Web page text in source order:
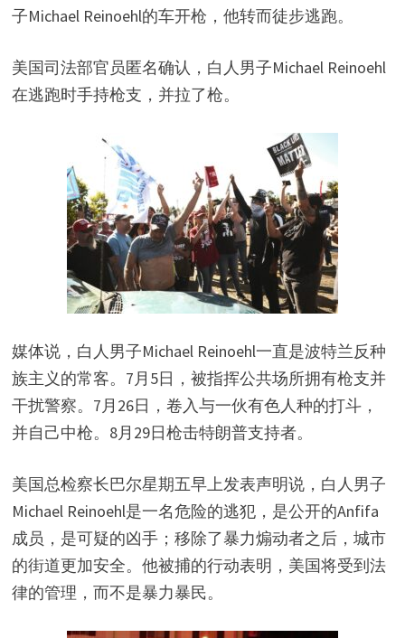
子Michael Reinoehl的车开枪，他转而徒步逃跑。
美国司法部官员匿名确认，白人男子Michael Reinoehl
在逃跑时手持枪支，并拉了枪。
媒体说，白人男子Michael Reinoehl一直是波特兰反种
族主义的常客。7月5日，被指挥公共场所拥有枪支并
干扰警察。7月26日，卷入与一伙有色人种的打斗，
并自己中枪。8月29日枪击特朗普支持者。
美国总检察长巴尔星期五早上发表声明说，白人男子
Michael Reinoehl是一名危险的逃犯，是公开的Anfifa
成员，是可疑的凶手；移除了暴力煽动者之后，城市
的街道更加安全。他被捕的行动表明，美国将受到法
律的管理，而不是暴力暴民。